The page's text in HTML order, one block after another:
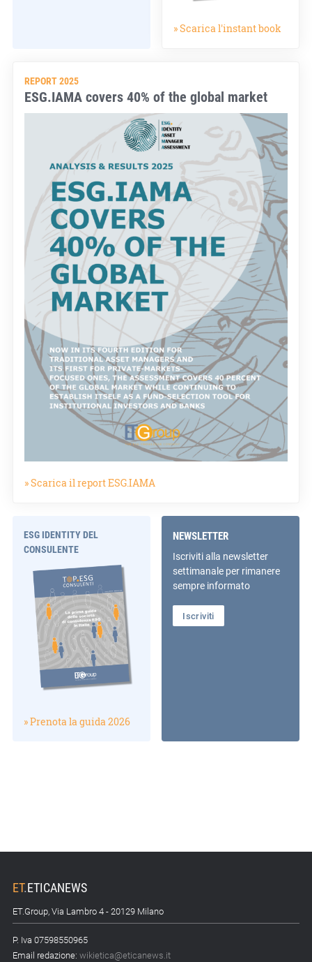
» Scarica l'instant book
REPORT 2025
ESG.IAMA covers 40% of the global market
» Scarica il report ESG.IAMA
ESG IDENTITY DEL
CONSULENTE
» Prenota la guida 2026
NEWSLETTER
Iscriviti alla newsletter
settimanale per rimanere
sempre informato
Iscriviti
ET.ETICANEWS
ET.Group, Via Lambro 4 - 20129 Milano
P. Iva 07598550965
Email redazione: wikietica@eticanews.it